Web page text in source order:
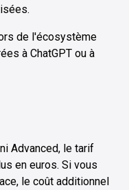
de l'écosystème
à ChatGPT ou à
Advanced, le tarif
en euros. Si vous
le coût additionnel